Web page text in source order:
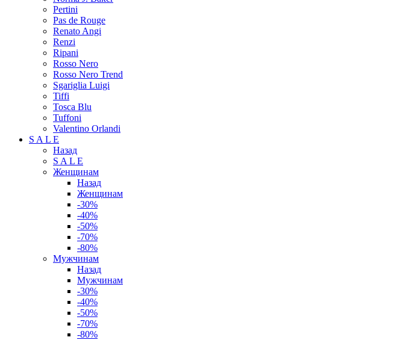
Pertini
Pas de Rouge
Renato Angi
Renzi
Ripani
Rosso Nero
Rosso Nero Trend
Sgariglia Luigi
Tiffi
Tosca Blu
Tuffoni
Valentino Orlandi
S A L E
Назад
S A L E
Женщинам
Назад
Женщинам
-30%
-40%
-50%
-70%
-80%
Мужчинам
Назад
Мужчинам
-30%
-40%
-50%
-70%
-80%